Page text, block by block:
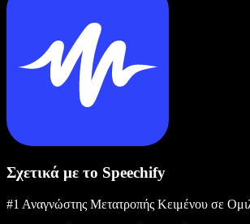
Σχετικά με το Speechify
#1 Αναγνώστης Μετατροπής Κειμένου σε